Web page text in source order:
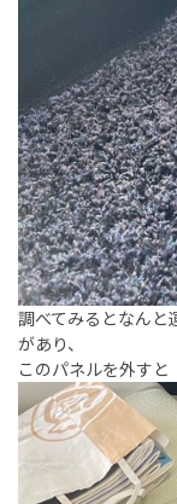
調べてみるとなんと
があり、
このパネルを外すと